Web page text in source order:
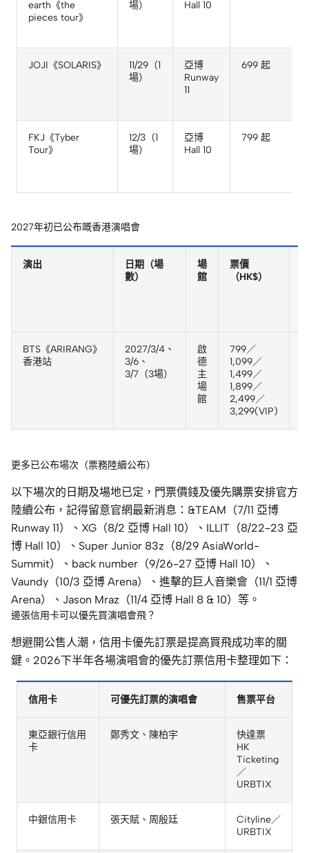
earth《the
pieces tour》
場）
Hall 10
JOJI《SOLARIS》
11/29（1
場）
亞博
Runway
11
699 起
FKJ《Tyber
Tour》
12/3（1
場）
亞博
Hall 10
799 起
2027年初已公布嘅香港演唱會
演出
日期（場
數）
場
館
票價
（HK$）
BTS《ARIRANG》
香港站
2027/3/4、
3/6、
3/7（3場）
啟
德
主
場
館
799／
1,099／
1,499／
1,899／
2,499／
3,299(VIP)
更多已公布場次（票務陸續公布）
以下場次的日期及場地已定，門票價錢及優先購票安排官方
陸續公布，記得留意官網最新消息：&TEAM（7/11 亞博
Runway 11）、XG（8/2 亞博 Hall 10）、ILLIT（8/22–23 亞
博 Hall 10）、Super Junior 83z（8/29 AsiaWorld-
Summit）、back number（9/26–27 亞博 Hall 10）、
Vaundy（10/3 亞博 Arena）、進擊的巨人音樂會（11/1 亞博
Arena）、Jason Mraz（11/4 亞博 Hall 8 & 10）等。
邊張信用卡可以優先買演唱會飛？
想避開公售人潮，信用卡優先訂票是提高買飛成功率的關
鍵。2026下半年各場演唱會的優先訂票信用卡整理如下：
信用卡 可優先訂票的演唱會 售票平台
東亞銀行信用
卡
鄭秀文、陳柏宇
快達票
HK
Ticketing
／
URBTIX
中銀信用卡 張天賦、周殷廷
Cityline／
URBTIX